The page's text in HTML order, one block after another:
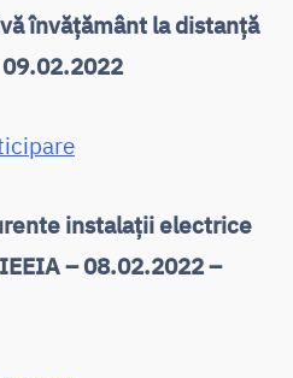
învățământ la distanță
09.02.2022
instalații electrice
– 08.02.2022 –